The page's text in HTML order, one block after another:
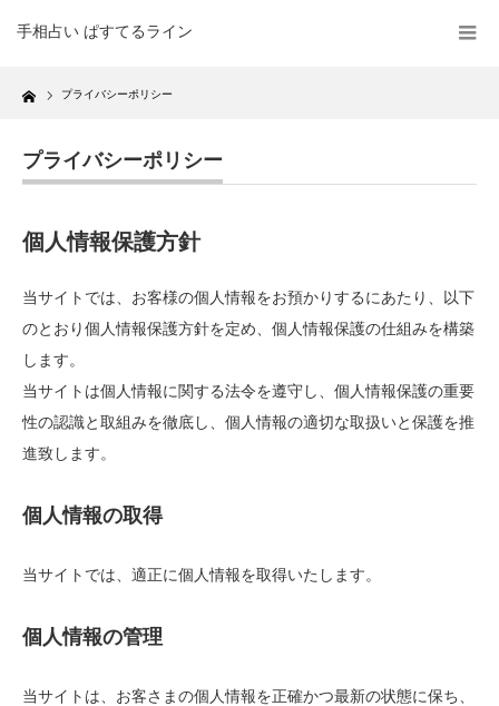
手相占い ぱすてるライン
Home プライバシーポリシー
プライバシーポリシー
個人情報保護方針
当サイトでは、お客様の個人情報をお預かりするにあたり、以下
のとおり個人情報保護方針を定め、個人情報保護の仕組みを構築
します。
当サイトは個人情報に関する法令を遵守し、個人情報保護の重要
性の認識と取組みを徹底し、個人情報の適切な取扱いと保護を推
進致します。
個人情報の取得
当サイトでは、適正に個人情報を取得いたします。
個人情報の管理
当サイトは、お客さまの個人情報を正確かつ最新の状態に保ち、